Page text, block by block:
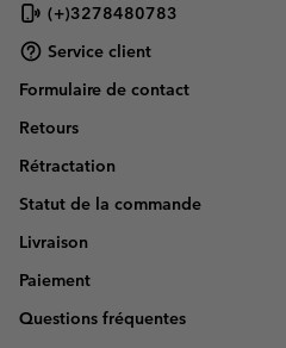
(+)3278480783
Service client
Formulaire de contact
Retours
Rétractation
Statut de la commande
Livraison
Paiement
Questions fréquentes